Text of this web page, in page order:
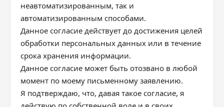
неавтоматизированным, так и
автоматизированным способами.
Данное согласие действует до достижения целей
обработки персональных данных или в течение
срока хранения информации.
Данное согласие может быть отозвано в любой
момент по моему письменному заявлению.
Я подтверждаю, что, давая такое согласие, я